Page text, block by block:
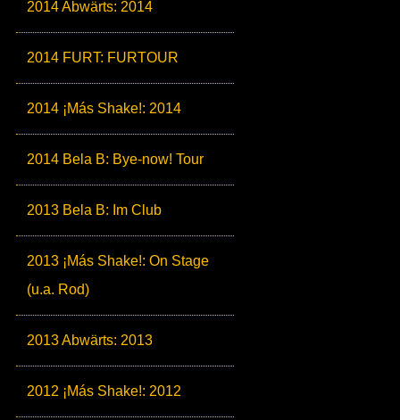
2014 Abwärts: 2014
2014 FURT: FURTOUR
2014 ¡Más Shake!: 2014
2014 Bela B: Bye-now! Tour
2013 Bela B: Im Club
2013 ¡Más Shake!: On Stage
(u.a. Rod)
2013 Abwärts: 2013
2012 ¡Más Shake!: 2012